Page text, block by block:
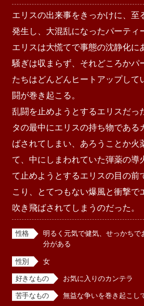
エリスの出来事をきっかけに、至
発生し、大混乱になったパーティ
エリスは大慌てで事態の沈静化に
騒ぎは収まらず、それどころかパ
たちはどんどんヒートアップして
闘が巻き起こる。
乱闘を止めようとするエリスだっ
タの最中にエリスの持ち物である
ばされてしまい、あろうことか火
て、中にしまわれていた弾薬の導
て止めようとするエリスの目の前
こり、とてつもない爆風と衝撃で
吹き飛ばされてしまうのだった。
性格
明るく元気で健気、せっかち
分がある
性別 女
好きなもの お気に入りのカンテラ
苦手なもの 無益な争いを巻き起こし